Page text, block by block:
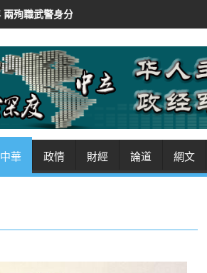
伊朗總統稱「非常難」聯絡最高領袖
中華 政情 財經 論道 網文